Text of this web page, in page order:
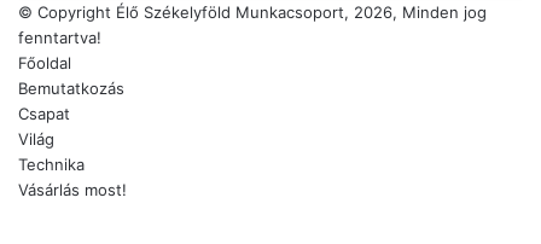
© Copyright Élő Székelyföld Munkacsoport, 2026, Minden jog
fenntartva!
Főoldal
Bemutatkozás
Csapat
Világ
Technika
Vásárlás most!